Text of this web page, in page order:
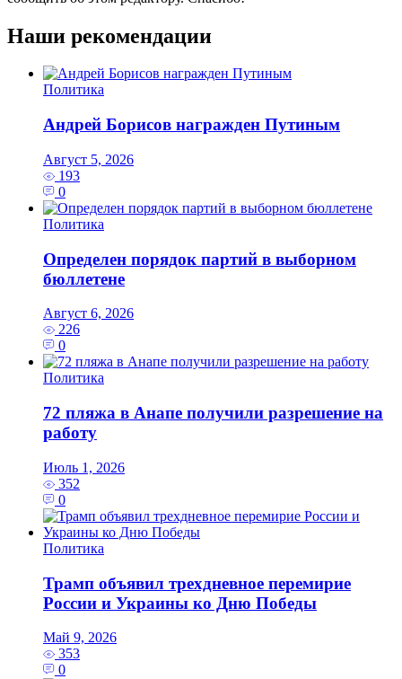
Наши рекомендации
Политика
Андрей Борисов награжден Путиным
Август 5, 2026
193
0
Политика
Определен порядок партий в выборном
бюллетене
Август 6, 2026
226
0
Политика
72 пляжа в Анапе получили разрешение на
работу
Июль 1, 2026
352
0
Политика
Трамп объявил трехдневное перемирие
России и Украины ко Дню Победы
Май 9, 2026
353
0